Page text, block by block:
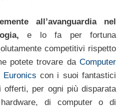
all’avanguardia nel
e lo fa per fortuna
competitivi rispetto
potete trovare da Computer
Euronics con i suoi fantastici
per ogni più disparata
di computer o di